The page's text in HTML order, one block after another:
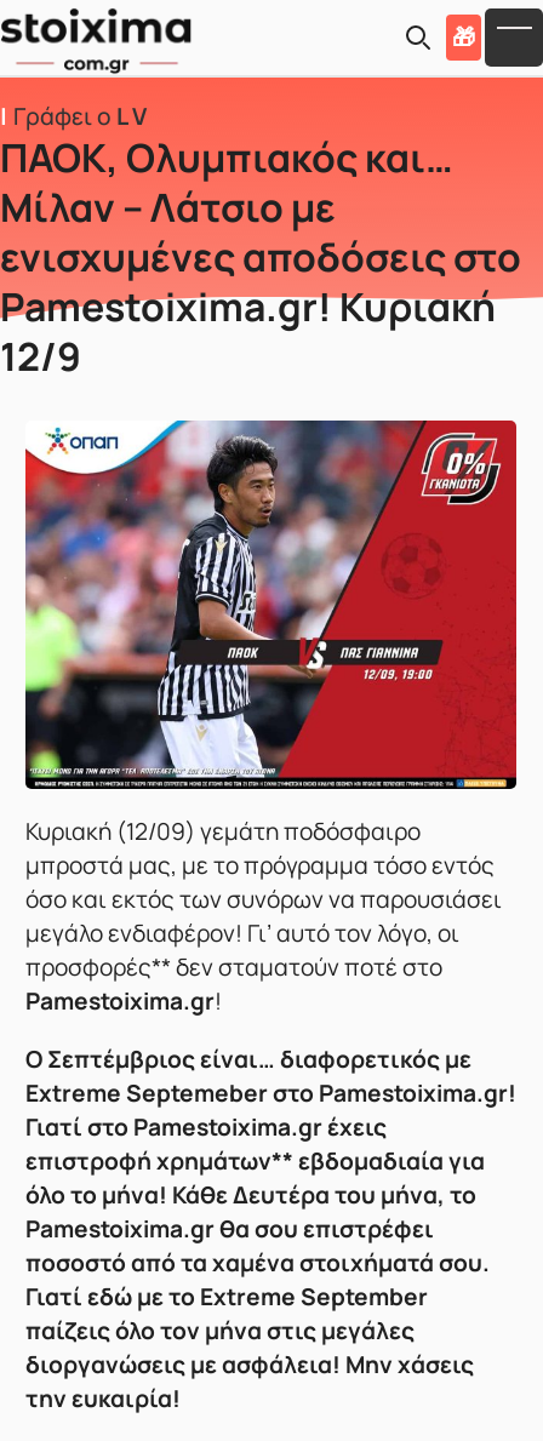
Skip to main content
🎁
Γράφει ο L V
ΠΑΟΚ, Ολυμπιακός και…
Μίλαν – Λάτσιο με
ενισχυμένες αποδόσεις στο
Pamestoixima.gr! Κυριακή
12/9
Κυριακή (12/09) γεμάτη ποδόσφαιρο
μπροστά μας, με το πρόγραμμα τόσο εντός
όσο και εκτός των συνόρων να παρουσιάσει
μεγάλο ενδιαφέρον! Γι’ αυτό τον λόγο, οι
προσφορές** δεν σταματούν ποτέ στο
Pamestoixima.gr!
Ο Σεπτέμβριος είναι… διαφορετικός με
Extreme Septemeber στο Pamestoixima.gr!
Γιατί στο Pamestoixima.grέχεις
επιστροφή χρημάτων** εβδομαδιαία για
όλο το μήνα! Κάθε Δευτέρα του μήνα, το
Pamestoixima.grθα σου επιστρέφει
ποσοστό από τα χαμένα στοιχήματά σου.
Γιατί εδώ με το Extreme September
παίζεις όλο τον μήνα στις μεγάλες
διοργανώσεις με ασφάλεια! Μην χάσεις
την ευκαιρία!